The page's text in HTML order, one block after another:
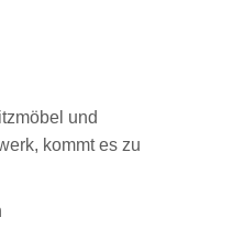
und
kommt es zu